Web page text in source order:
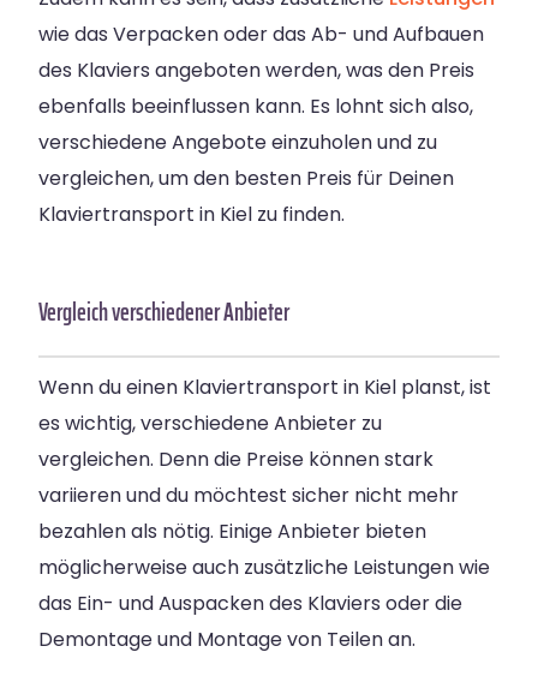
wie das Verpacken oder das Ab- und Aufbauen
des Klaviers angeboten werden, was den Preis
ebenfalls beeinflussen kann. Es lohnt sich also,
verschiedene Angebote einzuholen und zu
vergleichen, um den besten Preis für Deinen
Klaviertransport in Kiel zu finden.
Vergleich verschiedener Anbieter
Wenn du einen Klaviertransport in Kiel planst, ist
es wichtig, verschiedene Anbieter zu
vergleichen. Denn die Preise können stark
variieren und du möchtest sicher nicht mehr
bezahlen als nötig. Einige Anbieter bieten
möglicherweise auch zusätzliche Leistungen wie
das Ein- und Auspacken des Klaviers oder die
Demontage und Montage von Teilen an.